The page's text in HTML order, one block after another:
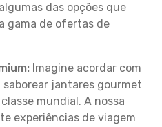
das opções que
gama de ofertas de
Imagine acordar com
jantares gourmet
mundial. A nossa
experiências de viagem